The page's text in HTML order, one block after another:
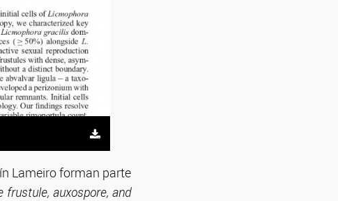
Lameiro forman parte
frustule, auxospore, and